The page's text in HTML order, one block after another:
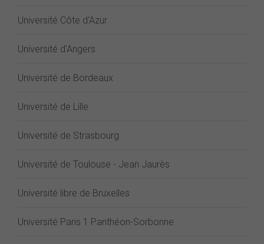
Université Côte d'Azur
Université d'Angers
Université de Bordeaux
Université de Lille
Université de Strasbourg
Université de Toulouse - Jean Jaurès
Université libre de Bruxelles
Université Paris 1 Panthéon-Sorbonne